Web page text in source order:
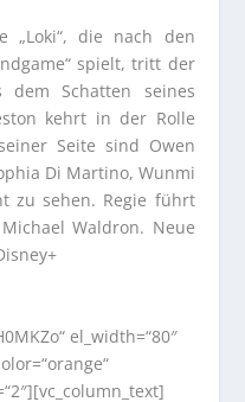
„Loki“, die nach den
spielt, tritt der
dem Schatten seines
kehrt in der Rolle
Seite sind Owen
Di Martino, Wunmi
zu sehen. Regie führt
Waldron. Neue
el_width=“80″